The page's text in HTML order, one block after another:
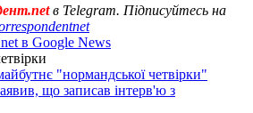
в Telegram. Підписуйтесь на
в Google News
"нормандської четвірки"
що записав інтерв'ю з